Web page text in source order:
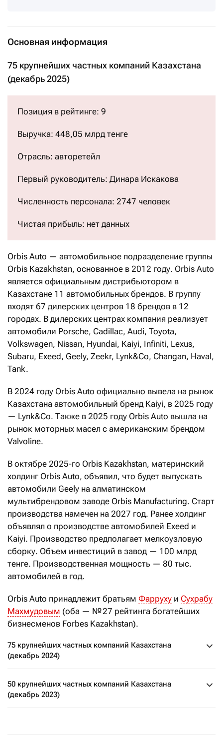
Основная информация
75 крупнейших частных компаний Казахстана
(декабрь 2025)
Позиция в рейтинге: 9
Выручка: 448,05 млрд тенге
Отрасль: авторетейл
Первый руководитель: Динара Искакова
Численность персонала: 2747 человек
Чистая прибыль: нет данных
Orbis Auto — автомобильное подразделение группы
Orbis Kazakhstan, основанное в 2012 году. Orbis Auto
является официальным дистрибьютором в
Казахстане 11 автомобильных брендов. В группу
входят 67 дилерских центров 18 брендов в 12
городах. В дилерских центрах компания реализует
автомобили Porsche, Cadillac, Audi, Toyota,
Volkswagen, Nissan, Hyundai, Kaiyi, Infiniti, Lexus,
Subaru, Exeed, Geely, Zeekr, Lynk&Co, Changan, Haval,
Tank.
В 2024 году Orbis Auto официально вывела на рынок
Казахстана автомобильный бренд Kaiyi, в 2025 году
— Lynk&Co. Также в 2025 году Orbis Auto вышла на
рынок моторных масел с американским брендом
Valvoline.
В октябре 2025-го Orbis Kazakhstan, материнский
холдинг Orbis Auto, объявил, что будет выпускать
автомобили Geely на алматинском
мультибрендовом заводе Orbis Manufacturing. Старт
производства намечен на 2027 год. Ранее холдинг
объявлял о производстве автомобилей Exeed и
Kaiyi. Производство предполагает мелкоузловую
сборку. Объем инвестиций в завод — 100 млрд
тенге. Производственная мощность — 80 тыс.
автомобилей в год.
Orbis Auto принадлежит братьям Фарруху и Сухрабу
Махмудовым (оба — № 27 рейтинга богатейших
бизнесменов Forbes Kazakhstan).
75 крупнейших частных компаний Казахстана
(декабрь 2024)
50 крупнейших частных компаний Казахстана
(декабрь 2023)